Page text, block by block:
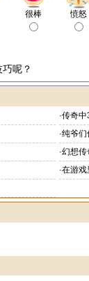
很棒 愤怒
呢？
·传奇中
·纯爷们
·幻想传
·在游戏